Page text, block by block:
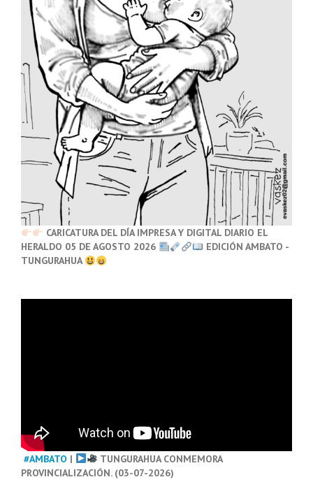
CARICATURA DEL DÍA IMPRESA Y DIGITAL DIARIO EL
HERALDO 05 DE AGOSTO 2026
EDICIÓN AMBATO -
TUNGURAHUA
#AMBATO |
TUNGURAHUA CONMEMORA
PROVINCIALIZACIÓN. (03-07-2026)